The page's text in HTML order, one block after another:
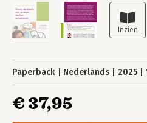
Paperback Nederlands 2025
€ 37,95